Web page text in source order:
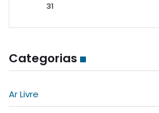
31
Categorias
Ar Livre